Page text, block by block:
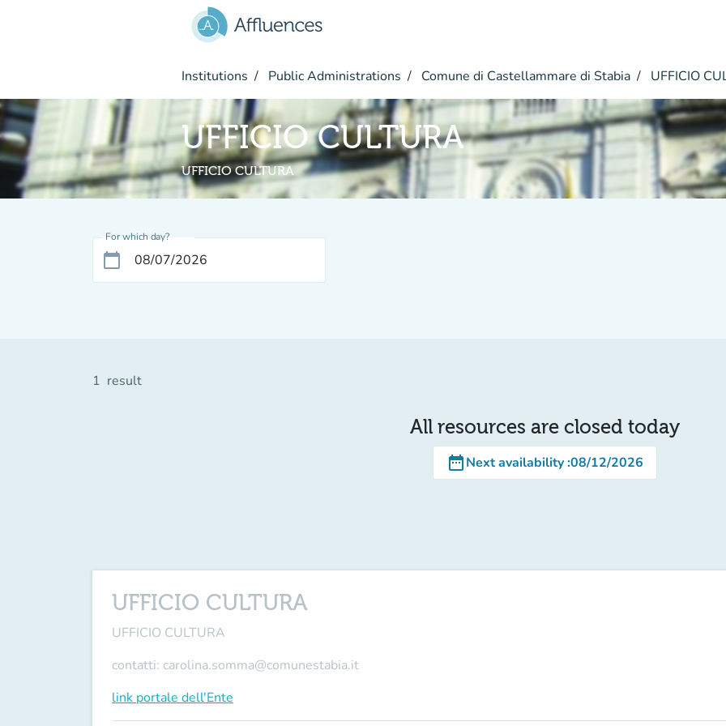
Institutions Public Administrations Comune di Castellammare di Stabia UFFICIO
UFFICIO CULTURA
UFFICIO CULTURA
For which day?
calendar_today
1 result
All resources are closed today
date_rangeNext availability:08/12/2026
UFFICIO CULTURA
UFFICIO CULTURA
contatti: carolina.somma@comunestabia.it
link portale dell'Ente